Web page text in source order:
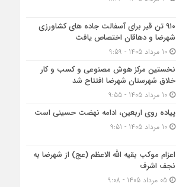
۹۱۰ تن قیر برای آسفالت جاده های کشاورزی
شهرضا و دهاقان اختصاص یافت
10 مرداد 1405 - 9:59
نخستین مرکز هوش مصنوعی و کسب‌ و کار
خلاق شهرستان شهرضا افتتاح شد
10 مرداد 1405 - 9:55
پیاده روی اربعین، ادامه نهضت حسینی است
10 مرداد 1405 - 9:51
اعزام موکب بقیه الله الاعظم (عج) از شهرضا به
نجف اشرف
05 مرداد 1405 - 9:08